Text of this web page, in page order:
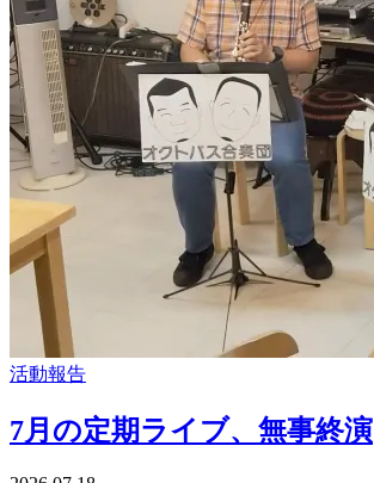
活動報告
7月の定期ライブ、無事終演